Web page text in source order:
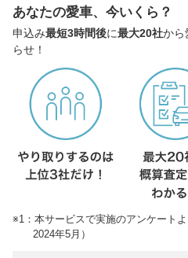
あなたの愛車、今いくら？
申込み最短3時間後に最大20社から
らせ！
※1：本サービスで実施のアンケート
2024年5月）